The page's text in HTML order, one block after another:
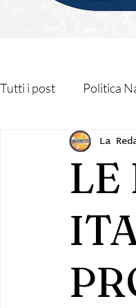
Tutti i post Politica
Roma Capitale
ReligioneLE
La